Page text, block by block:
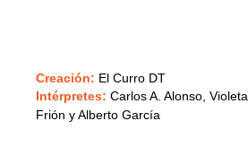
Creación: El Curro DT
Intérpretes: Carlos A. Alonso, Violeta
Frión y Alberto García